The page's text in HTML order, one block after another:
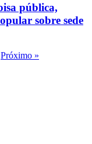
pública,
sobre sede
Próximo »